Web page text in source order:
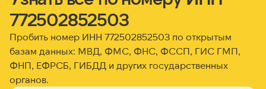
772502852503
Пробить номер ИНН 772502852503 по открытым
базам данных: МВД, ФМС, ФНС, ФССП, ГИС ГМП,
ФНП, ЕФРСБ, ГИБДД и других государственных
органов.